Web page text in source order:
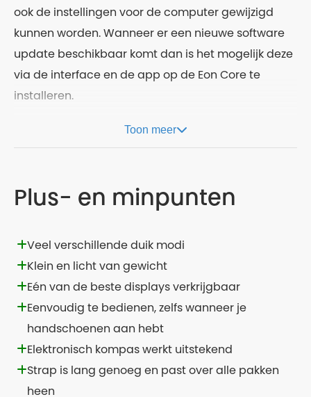
ook de instellingen voor de computer gewijzigd
kunnen worden. Wanneer er een nieuwe software
update beschikbaar komt dan is het mogelijk deze
via de interface en de app op de Eon Core te
installeren.
Toon meer
Plus- en minpunten
Veel verschillende duik modi
Klein en licht van gewicht
Eén van de beste displays verkrijgbaar
Eenvoudig te bedienen, zelfs wanneer je
handschoenen aan hebt
Elektronisch kompas werkt uitstekend
Strap is lang genoeg en past over alle pakken
heen